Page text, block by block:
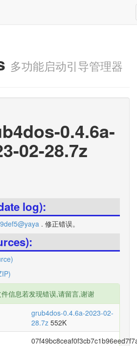
多功能启动引导管理器
0.4.6a-
02-28.7z
log):
. 修正错误。
信息若发现错误,请留言,谢谢
grub4dos-0.4.6a-2023-02-
28.7z 552K